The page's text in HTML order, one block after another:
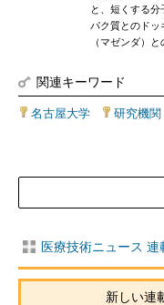
と、短くする
パク質とのドッ
（マゼンダ）と
関連キーワード
名古屋大学 研究機関
医療技術ニュース 連
新しい連